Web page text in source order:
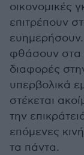
οικονομικές
επιτρέπουν
ευημερήσουν.
φθάσουν στα
διαφορές
υπερβολικά
στέκεται
την
επόμενες
τα πάντα.